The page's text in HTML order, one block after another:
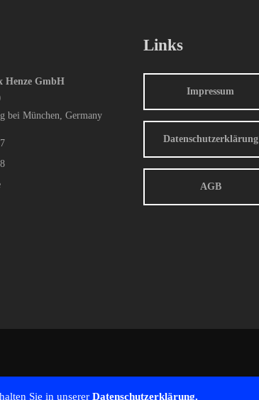
Henze GmbH
bei München, Germany
Links
Impressum
Datenschutzerklärung
AGB
Sie in unserer Datenschutzerklärung.